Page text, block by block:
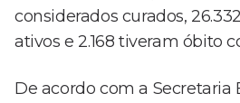
considerados curados,
ativos e 2.168 tiveram óbito
De acordo com a Secretaria